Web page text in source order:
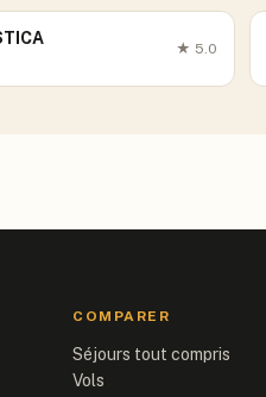
★ 5.0
COMPARER
Séjours tout compris
Vols